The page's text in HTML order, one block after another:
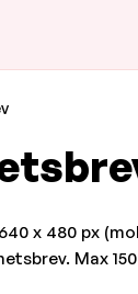
x 480 px
Max